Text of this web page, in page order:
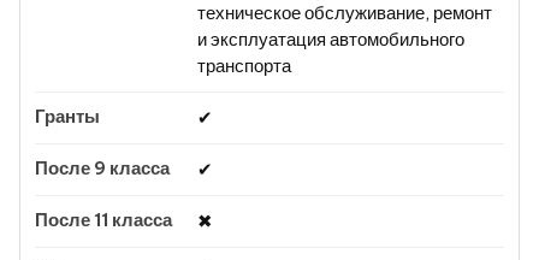
техническое обслуживание, ремонт
и эксплуатация автомобильного
транспорта
✔
✔
✖